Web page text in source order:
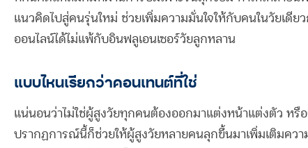
แนวคิดไปสู่คนรุ่นใหม่ ช่วยเพิ่มความมั่นใจให้กับคนในวัยเดีย
ออนไลน์ได้ไม่แพ้กับอินฟลูเอนเซอร์วัยลูกหลาน
แบบไหนเรียกว่าคอนเทนต์ที่ใช่
แน่นอนว่าไม่ใช่ผู้สูงวัยทุกคนต้องออกมาแต่งหน้าแต่งตัว หรือ
ปรากฏการณ์นี้ก็ช่วยให้ผู้สูงวัยหลายคนลุกขึ้นมาเพิ่มเติมคว